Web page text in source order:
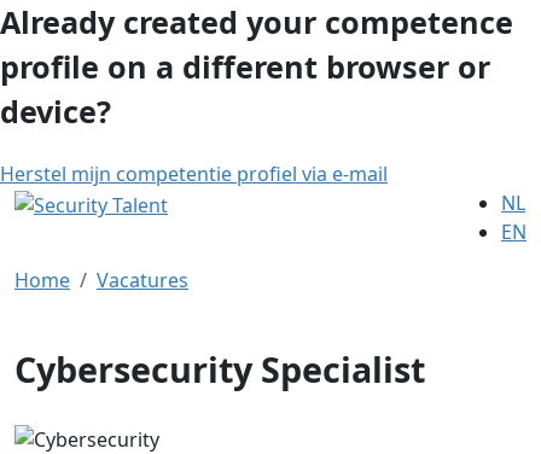
Already created your competence
profile on a different browser or
device?
Herstel mijn competentie profiel via e-mail
NL
EN
Home
Vacatures
Cybersecurity Specialist